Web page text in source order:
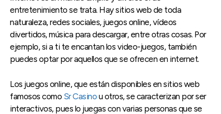
entretenimiento se trata. Hay sitios web de toda
naturaleza, redes sociales, juegos online, vídeos
divertidos, música para descargar, entre otras cosas. Por
ejemplo, si a ti te encantan los video-juegos, también
puedes optar por aquellos que se ofrecen en internet.
Los juegos online, que están disponibles en sitios web
famosos como Sr Casino u otros, se caracterizan por ser
interactivos, pues lo juegas con varias personas que se